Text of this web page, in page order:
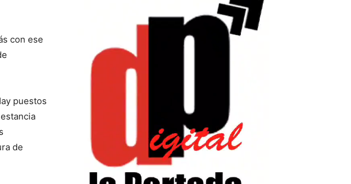
con ese
puestos
de